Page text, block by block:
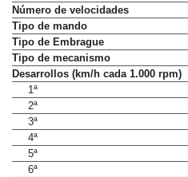
Número de velocidades
Tipo de mando
Tipo de Embrague
Tipo de mecanismo
Desarrollos (km/h cada 1.000 rpm)
1ª
2ª
3ª
4ª
5ª
6ª